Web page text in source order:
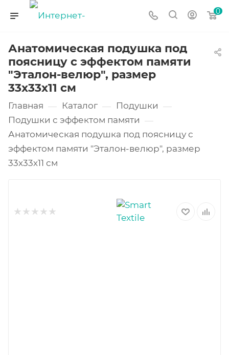
0
Анатомическая подушка под
поясницу с эффектом памяти
"Эталон-велюр", размер
33х33х11 см
Главная — Каталог — Подушки —
Подушки с эффектом памяти —
Анатомическая подушка под поясницу с
эффектом памяти "Эталон-велюр", размер
33х33х11 см